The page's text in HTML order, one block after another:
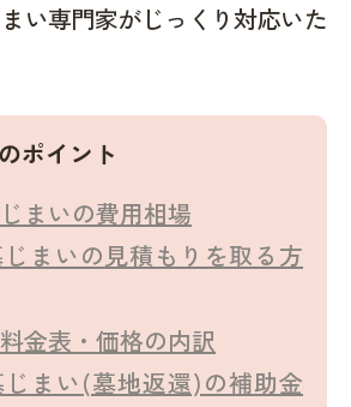
い専門家がじっくり対応いた
ポイント
まいの費用相場
まいの見積もりを取る方
金表・価格の内訳
まい(墓地返還)の補助金